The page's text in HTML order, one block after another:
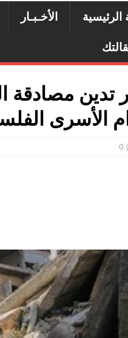
الأخـبـار
مصادقة
الأسرى
0